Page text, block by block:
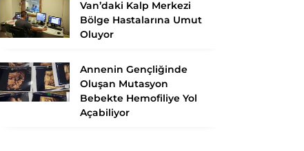
Van’daki Kalp Merkezi
Bölge Hastalarına Umut
Oluyor
Annenin Gençliğinde
Oluşan Mutasyon
Bebekte Hemofiliye Yol
Açabiliyor